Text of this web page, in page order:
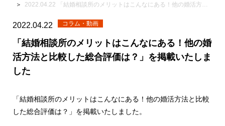
2022.04.22 「結婚相談所のメリットはこんなにある！他の婚活方法と比較した総合評価は？」を掲載いたしました
2022.04.22
「結婚相談所のメリットはこんなにある！他の婚
活方法と比較した総合評価は？」を掲載いたしま
した
コラム・動画
「結婚相談所のメリットはこんなにある！他の婚活方法と比較
した総合評価は？」を掲載いたしました。